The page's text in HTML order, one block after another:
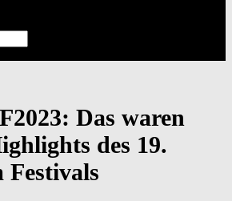
Das waren
des 19.